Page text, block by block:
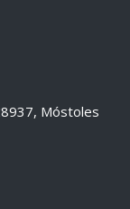
Móstoles